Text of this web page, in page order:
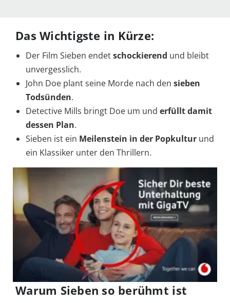
Das Wichtigste in Kürze:
Der Film Sieben endetschockierend und bleibt
unvergesslich.
John Doe plant seine Morde nach den sieben
Todsünden.
Detective Mills bringt Doe um und erfüllt damit
dessen Plan.
Sieben ist ein Meilenstein in der Popkultur und
ein Klassiker unter den Thrillern.
Warum Sieben so berühmt ist